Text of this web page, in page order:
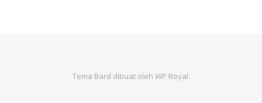
Tema Bard dibuat oleh WP Royal.